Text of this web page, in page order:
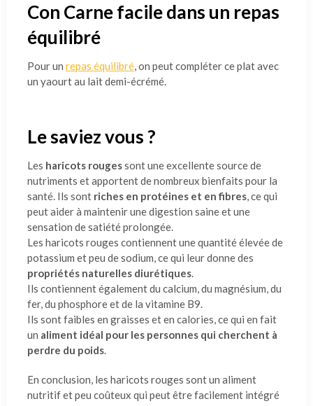
Con Carne facile dans un repas
équilibré
Pour un repas équilibré, on peut compléter ce plat avec
un yaourt au lait demi-écrémé.
Le saviez vous ?
Les haricots rougessont une excellente source de
nutriments et apportent de nombreux bienfaits pour la
santé. Ils sont riches en protéines et en fibres, ce qui
peut aider à maintenir une digestion saine et une
sensation de satiété prolongée.
Les haricots rouges contiennent une quantité élevée de
potassium et peu de sodium, ce qui leur donne des
propriétés naturelles diurétiques.
Ils contiennent également du calcium, du magnésium, du
fer, du phosphore et de la vitamine B9.
Ils sont faibles en graisses et en calories, ce qui en fait
un aliment idéal pour les personnes qui cherchent à
perdre du poids.
En conclusion, les haricots rouges sont un aliment
nutritif et peu coûteux qui peut être facilement intégré